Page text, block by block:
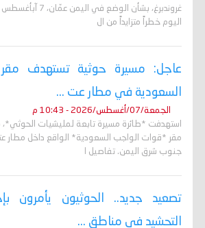
اليوم خطراً متزايداً من ال
عاجل: مسيرة حوثية تستهدف
السعودية في مطار عت ...
الجمعة/07/أغسطس/2026 - 10:43 م
استهدفت *طائرة مسيرة تابعة لمليشيات الحوثي*،
مقر *قوات الواجب السعودية* الواقع داخل مطار
جنوب شرق اليمن. تفاصيل ا
تصعيد جديد.. الحوثيون يأمرون
التحشيد في مناطق ...